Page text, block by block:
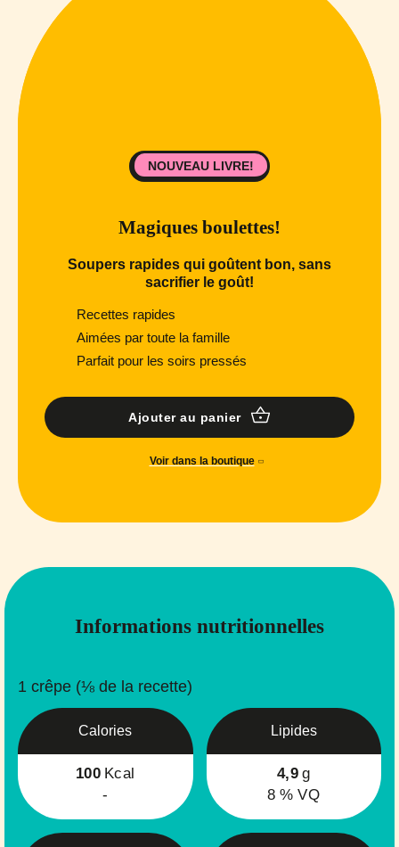
Magiques boulettes!
Soupers rapides qui goûtent bon, sans
sacrifier le goût!
Recettes rapides
Aimées par toute la famille
Parfait pour les soirs pressés
Ajouter au panier
Voir dans la boutique
NOUVEAU LIVRE!
Informations nutritionnelles
1 crêpe (⅛ de la recette)
Calories
100 Kcal
-
Lipides
4,9 g
8 % VQ